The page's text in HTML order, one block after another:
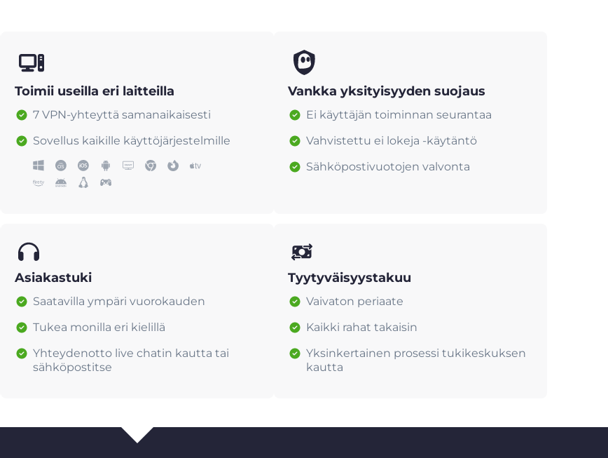
Toimii useilla eri laitteilla
7 VPN-yhteyttä samanaikaisesti
Sovellus kaikille käyttöjärjestelmille
Vankka yksityisyyden suojaus
Ei käyttäjän toiminnan seurantaa
Vahvistettu ei lokeja -käytäntö
Sähköpostivuotojen valvonta
Asiakastuki
Saatavilla ympäri vuorokauden
Tukea monilla eri kielillä
Yhteydenotto live chatin kautta tai
sähköpostitse
Tyytyväisyystakuu
Vaivaton periaate
Kaikki rahat takaisin
Yksinkertainen prosessi tukikeskuksen
kautta